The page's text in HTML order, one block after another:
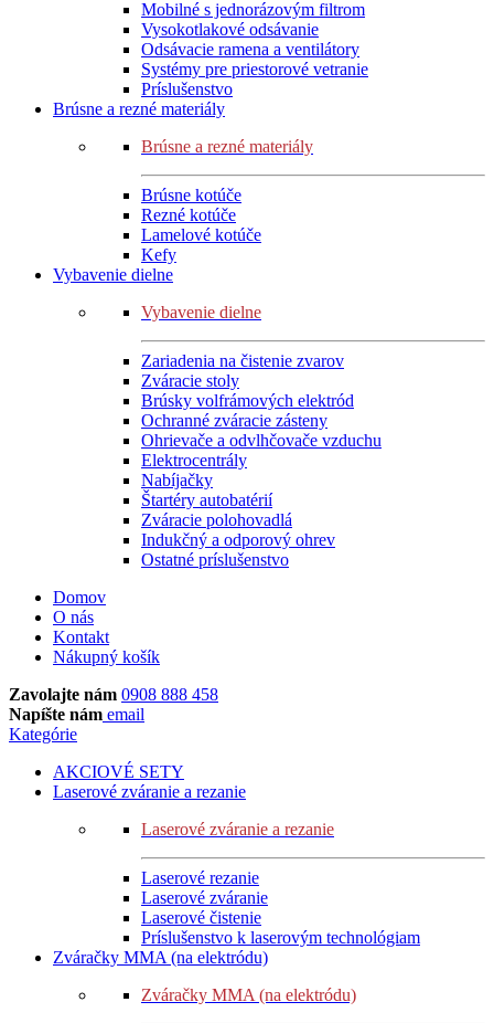
Mobilné s jednorázovým filtrom
Vysokotlakové odsávanie
Odsávacie ramena a ventilátory
Systémy pre priestorové vetranie
Príslušenstvo
Brúsne a rezné materiály
Brúsne a rezné materiály
Brúsne kotúče
Rezné kotúče
Lamelové kotúče
Kefy
Vybavenie dielne
Vybavenie dielne
Zariadenia na čistenie zvarov
Zváracie stoly
Brúsky volfrámových elektród
Ochranné zváracie zásteny
Ohrievače a odvlhčovače vzduchu
Elektrocentrály
Nabíjačky
Štartéry autobatérií
Zváracie polohovadlá
Indukčný a odporový ohrev
Ostatné príslušenstvo
Domov
O nás
Kontakt
Nákupný košík
Zavolajte nám 0908 888 458
Napíšte nám email
Kategórie
AKCIOVÉ SETY
Laserové zváranie a rezanie
Laserové zváranie a rezanie
Laserové rezanie
Laserové zváranie
Laserové čistenie
Príslušenstvo k laserovým technológiam
Zváračky MMA (na elektródu)
Zváračky MMA (na elektródu)